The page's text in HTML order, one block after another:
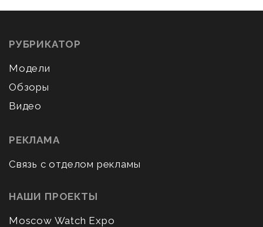
РУБРИКАТОР
Модели
Обзоры
Видео
РЕКЛАМА
Связь с отделом рекламы
НАШИ ПРОЕКТЫ
Moscow Watch Expo